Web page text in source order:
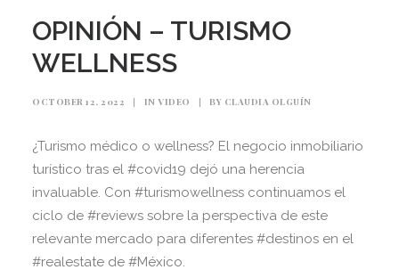
OPINIÓN – TURISMO
WELLNESS
OCTOBER 12, 2022 | IN VIDEO | BY CLAUDIA OLGUÍN
¿Turismo médico o wellness? El negocio inmobiliario
turístico tras el #covid19 dejó una herencia
invaluable. Con #turismowellness continuamos el
ciclo de #reviews sobre la perspectiva de este
relevante mercado para diferentes #destinos en el
#realestate de #México.